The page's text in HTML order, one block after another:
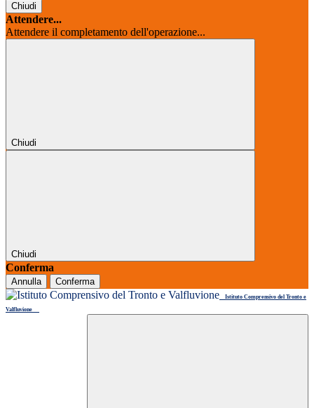
Chiudi
Attendere...
Attendere il completamento dell'operazione...
Chiudi
Chiudi
Conferma
Annulla Conferma
Istituto Comprensivo del Tronto e
Valfluvione